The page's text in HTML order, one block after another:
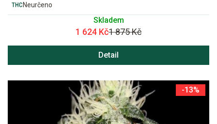
Neurčeno
Skladem
1 624 Kč1 875 Kč
Detail
-13%